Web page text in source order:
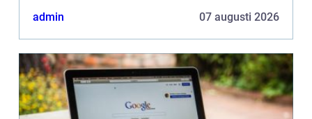
admin 07 augusti 2026